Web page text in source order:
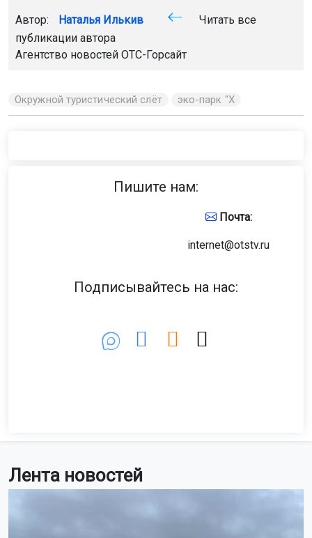
Лента новостей
Автор: Наталья Илькив
Читать все
публикации автора
Агентство новостей ОТС-Горсайт
Окружной туристический слёт эко-парк "Х
Пишите нам:
Почта:
internet@otstv.ru
Подписывайтесь на нас: